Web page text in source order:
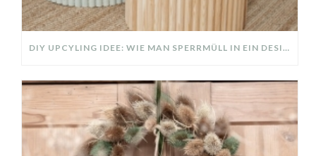
DIY UPCYLING IDEE: WIE MAN SPERRMÜLL IN EIN DESIGNER TEIL VERWANDELT